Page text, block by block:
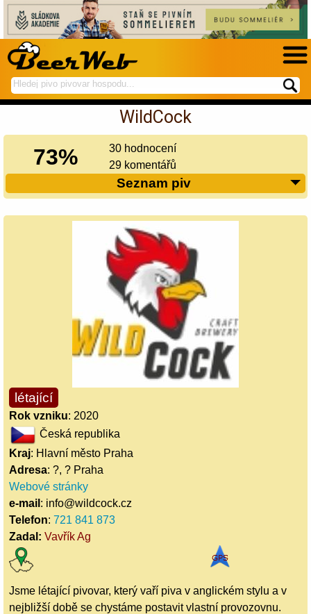
hledej
na
spustí
hledání
WildCock
73%
30 hodnocení
29 komentářů
Seznam piv
létající
Rok vzniku: 2020
Česká republika
Kraj: Hlavní město Praha
Adresa: ?, ? Praha
Webové stránky
e-mail : info@wildcock.cz
Telefon: 721 841 873
Zadal: Vavřík Ag
Jsme létající pivovar, který vaří piva v anglickém stylu a v
nejbližší době se chystáme postavit vlastní provozovnu.